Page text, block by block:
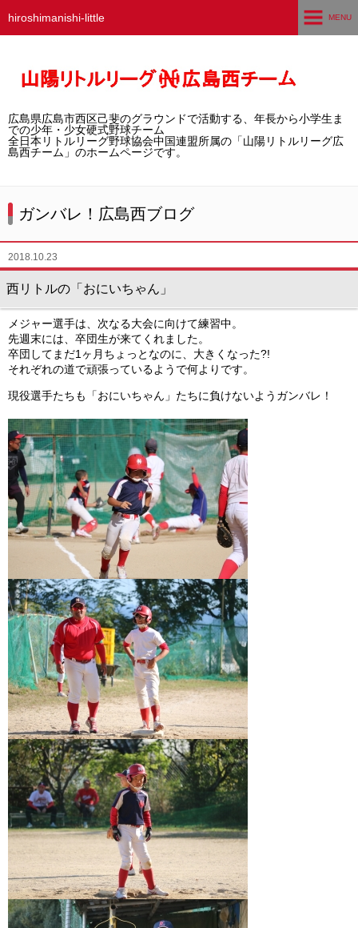
hiroshimanishi-little
広島県広島市西区己斐のグラウンドで活動する、年長から小学生ま
での少年・少女硬式野球チーム
全日本リトルリーグ野球協会中国連盟所属の「山陽リトルリーグ広
島西チーム」のホームページです。
MENU
広島西チームとは
選手募集／体験・見学
試合結果
想い出アルバム
卒団生の声
「体験」「見学」お申し込み／その他お問合わせ
寄付のお願い
質問コーナー Ｑ＆Ａ
リトルリーグについて
ガンバレ！広島西ブログ
2018.10.23
西リトルの「おにいちゃん」
メジャー選手は、次なる大会に向けて練習中。
先週末には、卒団生が来てくれました。
卒団してまだ1ヶ月ちょっとなのに、大きくなった?!
それぞれの道で頑張っているようで何よりです。
現役選手たちも「おにいちゃん」たちに負けないようガンバレ！